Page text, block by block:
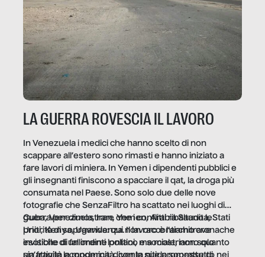
LA GUERRA ROVESCIA IL LAVORO
In Venezuela i medici che hanno scelto di non
scappare all’estero sono rimasti e hanno iniziato a
fare lavori di miniera. In Yemen i dipendenti pubblici e
gli insegnanti finiscono a spacciare il qat, la droga più
consumata nel Paese. Sono solo due delle nove
fotografie che SenzaFiltro ha scattato nei luoghi di
guerra per dimostrare che i conflitti ribaltano le
priorità di sopravvivenza. Il lavoro è l’architrave
invisibile di un ordine politico e sociale, non solo
Cuba, Venezuela, Iran, Yemen, Arabia Saudita, Stati
Uniti, Kenya, Uganda: qui non raccontiamo cronache
esotiche di fallimenti lontani, ma mostriamo quanto